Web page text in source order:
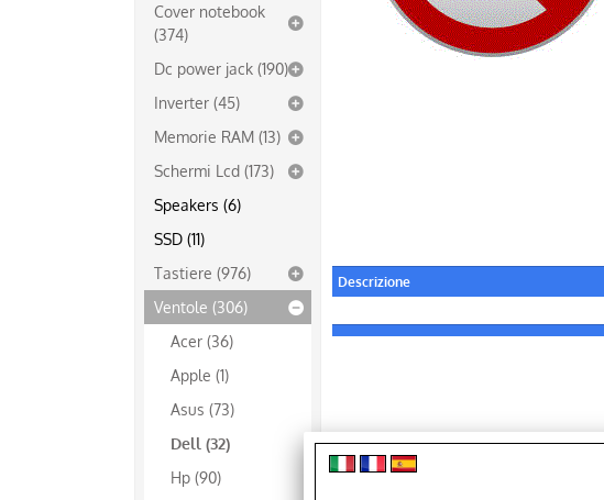
Cover notebook
(374)
Dc power jack (190)
Inverter (45)
Memorie RAM (13)
Schermi Lcd (173)
Speakers (6)
SSD (11)
Tastiere (976)
Ventole (306)
Acer (36)
Apple (1)
Asus (73)
Dell (32)
Hp (90)
Descrizione